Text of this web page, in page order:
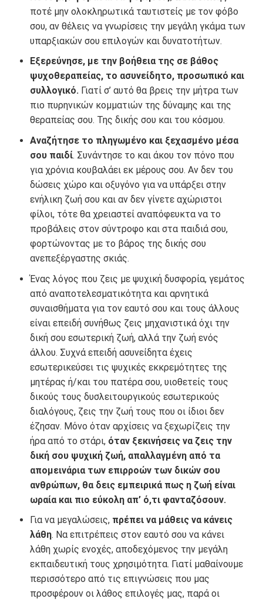
ποτέ μην ολοκληρωτικά ταυτιστείς με τον φόβο
σου, αν θέλεις να γνωρίσεις την μεγάλη γκάμα των
υπαρξιακών σου επιλογών και δυνατοτήτων.
Εξερεύνησε, με την βοήθεια της σε βάθος
ψυχοθεραπείας, το ασυνείδητο, προσωπικό και
συλλογικό.Γιατί σ’ αυτό θα βρεις την μήτρα των
πιο πυρηνικών κομματιών της δύναμης και της
θεραπείας σου. Της δικής σου και του κόσμου.
Αναζήτησε το πληγωμένο και ξεχασμένο μέσα
σου παιδί. Συνάντησε το και άκου τον πόνο που
για χρόνια κουβαλάει εκ μέρους σου. Αν δεν του
δώσεις χώρο και οξυγόνο για να υπάρξει στην
ενήλικη ζωή σου και αν δεν γίνετε αχώριστοι
φίλοι, τότε θα χρειαστεί αναπόφευκτα να το
προβάλεις στον σύντροφο και στα παιδιά σου,
φορτώνοντας με το βάρος της δικής σου
ανεπεξέργαστης σκιάς.
Ένας λόγος που ζεις με ψυχική δυσφορία, γεμάτος
από αναποτελεσματικότητα και αρνητικά
συναισθήματα για τον εαυτό σου και τους άλλους
είναι επειδή συνήθως ζεις μηχανιστικά όχι την
δική σου εσωτερική ζωή, αλλά την ζωή ενός
άλλου. Συχνά επειδή ασυνείδητα έχεις
εσωτερικεύσει τις ψυχικές εκκρεμότητες της
μητέρας ή/και του πατέρα σου, υιοθετείς τους
δικούς τους δυσλειτουργικούς εσωτερικούς
διαλόγους, ζεις την ζωή τους που οι ίδιοι δεν
έζησαν. Μόνο όταν αρχίσεις να ξεχωρίζεις την
ήρα από το στάρι, όταν ξεκινήσεις να ζεις την
δική σου ψυχική ζωή, απαλλαγμένη από τα
απομεινάρια των επιρροών των δικών σου
ανθρώπων, θα δεις εμπειρικά πως η ζωή είναι
ωραία και πιο εύκολη απ’ ό,τι φανταζόσουν.
Για να μεγαλώσεις, πρέπει να μάθεις να κάνεις
λάθη. Να επιτρέπεις στον εαυτό σου να κάνει
λάθη χωρίς ενοχές, αποδεχόμενος την μεγάλη
εκπαιδευτική τους χρησιμότητα. Γιατί μαθαίνουμε
περισσότερο από τις επιγνώσεις που μας
προσφέρουν οι λάθος επιλογές μας, παρά οι